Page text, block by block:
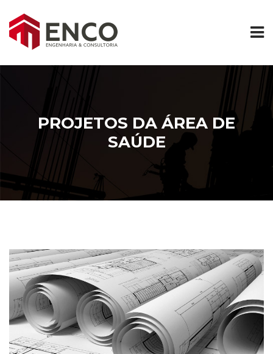
PROJETOS DA ÁREA DE
SAÚDE